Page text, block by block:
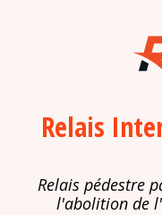
Relais
Relais pédestre
l'abolition de